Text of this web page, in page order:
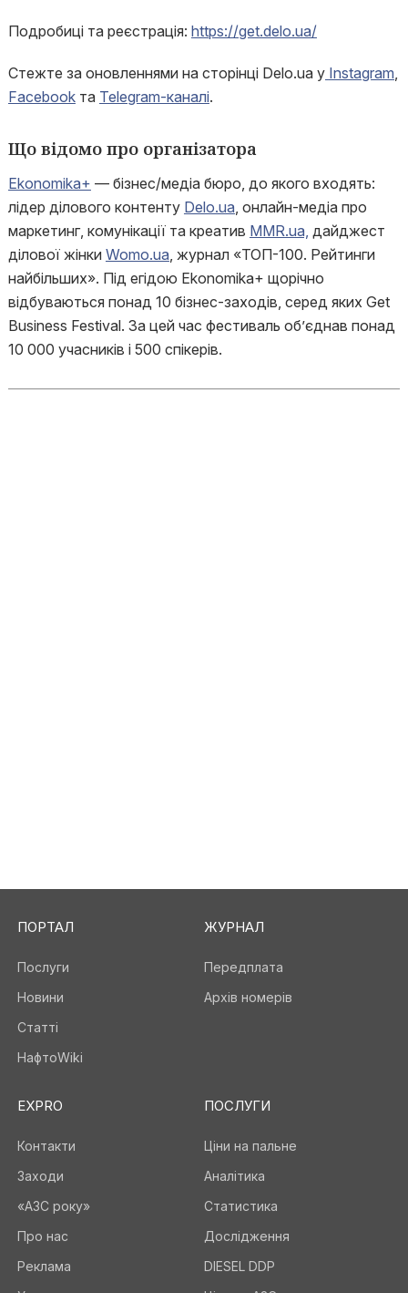
Подробиці та реєстрація: https://get.delo.ua/
Стежте за оновленнями на сторінці Delo.ua у Instagram,
Facebookта Telegram-каналі.
Що відомо про організатора
Ekonomika+ — бізнес/медіа бюро, до якого входять:
лідер ділового контенту Delo.ua, онлайн-медіа про
маркетинг, комунікації та креатив MMR.ua, дайджест
ділової жінки Womo.ua, журнал «ТОП-100. Рейтинги
найбільших». Під егідою Ekonomika+ щорічно
відбуваються понад 10 бізнес-заходів, серед яких Get
Business Festival. За цей час фестиваль об’єднав понад
10 000 учасників і 500 спікерів.
ПОРТАЛ
Послуги
Новини
Статті
НафтоWiki
ЖУРНАЛ
Передплата
Архів номерів
EXPRO
Контакти
Заходи
«АЗС року»
Про нас
Реклама
ПОСЛУГИ
Ціни на пальне
Аналітика
Статистика
Дослідження
DIESEL DDP